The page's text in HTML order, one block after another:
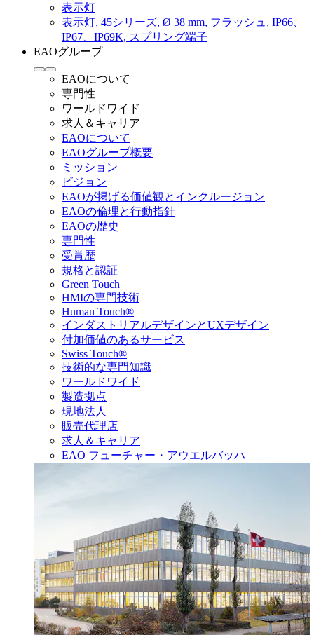
表示灯
表示灯, 45シリーズ, Ø 38 mm, フラッシュ, IP66、
IP67、IP69K, スプリング端子
EAOグループ
EAOについて
専門性
ワールドワイド
求人＆キャリア
EAOについて
EAOグループ概要
ミッション
ビジョン
EAOが掲げる価値観とインクルージョン
EAOの倫理と行動指針
EAOの歴史
専門性
受賞歴
規格と認証
Green Touch
HMIの専門技術
Human Touch®
インダストリアルデザインとUXデザイン
付加価値のあるサービス
Swiss Touch®
技術的な専門知識
ワールドワイド
製造拠点
現地法人
販売代理店
求人＆キャリア
EAO フューチャー・アウエルバッハ